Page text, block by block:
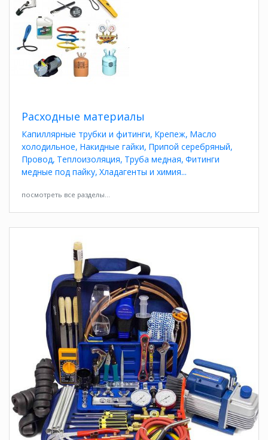
Расходные материалы
Капиллярные трубки и фитинги Крепеж Масло
холодильное Накидные гайки Припой серебряный
Провод Теплоизоляция Труба медная Фитинги
медные под пайку Хладагенты и химия
посмотреть все разделы...